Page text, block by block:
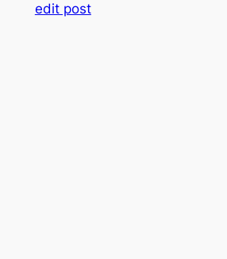
edit post